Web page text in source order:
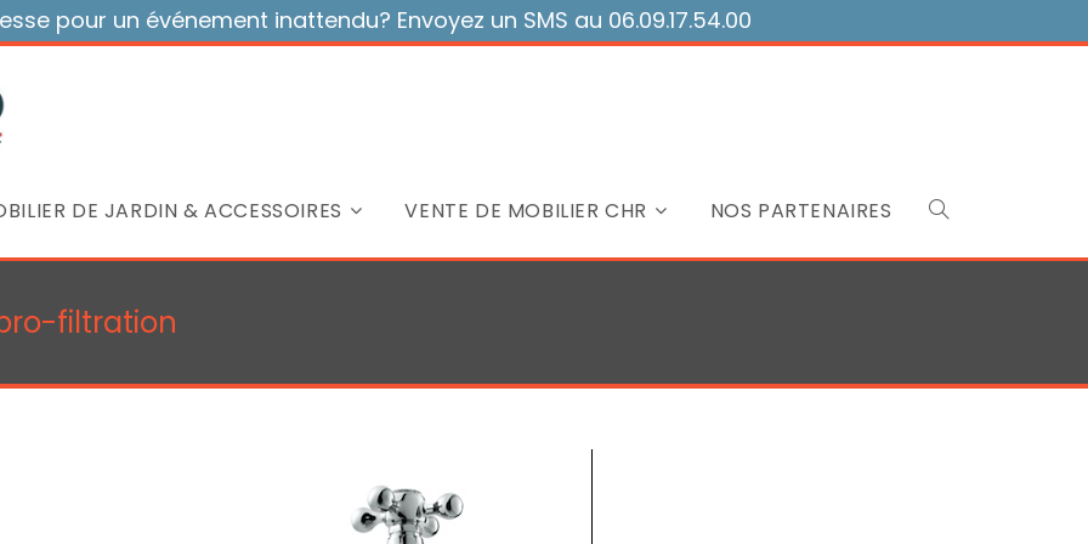
pour un événement inattendu? Envoyez un SMS au 06.09.17.54.00
DE JARDIN & ACCESSOIRES VENTE DE MOBILIER CHR NOS PARTENAIRES Toggle
search
filtration